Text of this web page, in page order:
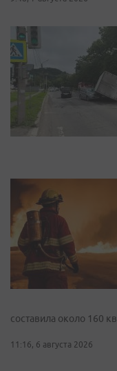
составила около 160
11:16, 6 августа 2026